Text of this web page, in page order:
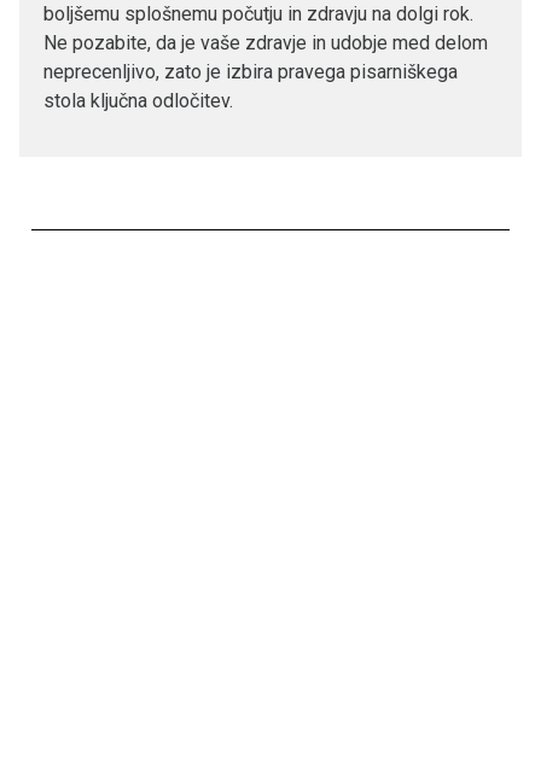
boljšemu splošnemu počutju in zdravju na dolgi rok.
Ne pozabite, da je vaše zdravje in udobje med delom
neprecenljivo, zato je izbira pravega pisarniškega
stola ključna odločitev.